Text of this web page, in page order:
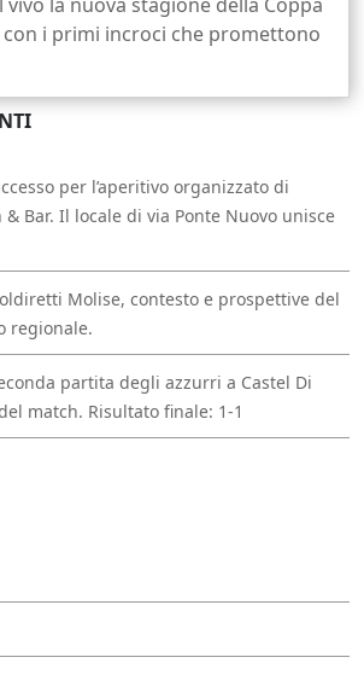
con i primi incroci che promettono
per l’aperitivo organizzato di
Bar. Il locale di via Ponte Nuovo unisce
Molise, contesto e prospettive del
regionale.
partita degli azzurri a Castel Di
match. Risultato finale: 1-1